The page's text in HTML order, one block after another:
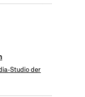
Studio der